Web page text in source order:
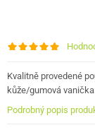
Kvalitně provedené
kůže/gumová
Podrobný popis